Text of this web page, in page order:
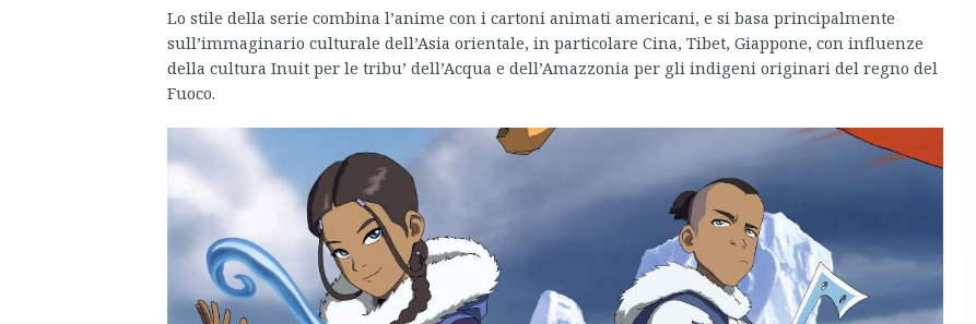
Lo stile della serie combina l’anime con i cartoni animati americani, e si basa principalmente
sull’immaginario culturale dell’Asia orientale, in particolare Cina, Tibet, Giappone, con influenze
della cultura Inuit per le tribu’ dell’Acqua e dell’Amazzonia per gli indigeni originari del regno del
Fuoco.